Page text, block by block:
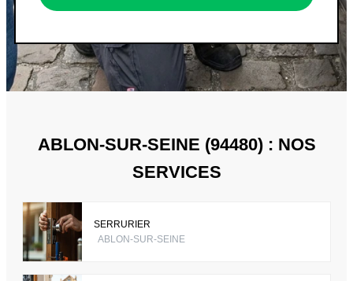
ABLON-SUR-SEINE (94480) : NOS
SERVICES
SERRURIER
ABLON-SUR-SEINE